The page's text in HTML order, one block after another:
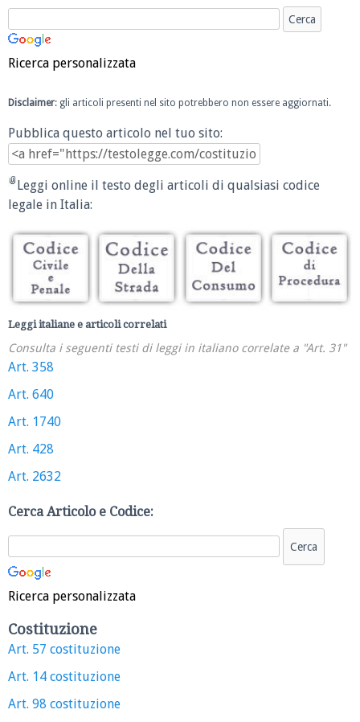
Ricerca personalizzata
Disclaimer: gli articoli presenti nel sito potrebbero non essere aggiornati.
Pubblica questo articolo nel tuo sito:
Leggi online il testo degli articoli di qualsiasi codice
legale in Italia:
Leggi italiane e articoli correlati
Consulta i seguenti testi di leggi in italiano correlate a "Art. 31"
Art. 358
Art. 640
Art. 1740
Art. 428
Art. 2632
Cerca Articolo e Codice:
Ricerca personalizzata
Costituzione
Art. 57 costituzione
Art. 14 costituzione
Art. 98 costituzione